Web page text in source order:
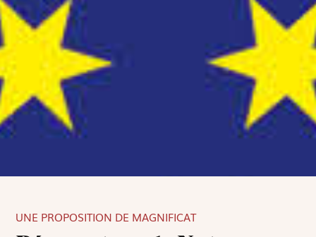
UNE PROPOSITION DE MAGNIFICAT